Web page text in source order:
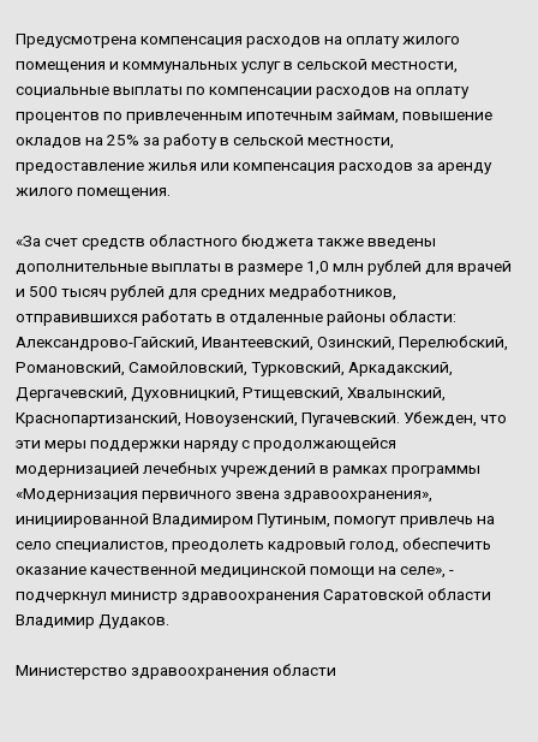
Предусмотрена компенсация расходов на оплату жилого
помещения и коммунальных услуг в сельской местности,
социальные выплаты по компенсации расходов на оплату
процентов по привлеченным ипотечным займам, повышение
окладов на 25% за работу в сельской местности,
предоставление жилья или компенсация расходов за аренду
жилого помещения.
«За счет средств областного бюджета также введены
дополнительные выплаты в размере 1,0 млн рублей для врачей
и 500 тысяч рублей для средних медработников,
отправившихся работать в отдаленные районы области:
Александрово-Гайский, Ивантеевский, Озинский, Перелюбский,
Романовский, Самойловский, Турковский, Аркадакский,
Дергачевский, Духовницкий, Ртищевский, Хвалынский,
Краснопартизанский, Новоузенский, Пугачевский. Убежден, что
эти меры поддержки наряду с продолжающейся
модернизацией лечебных учреждений в рамках программы
«Модернизация первичного звена здравоохранения»,
инициированной Владимиром Путиным, помогут привлечь на
село специалистов, преодолеть кадровый голод, обеспечить
оказание качественной медицинской помощи на селе», -
подчеркнул министр здравоохранения Саратовской области
Владимир Дудаков.
Министерство здравоохранения области